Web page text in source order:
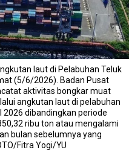
laut di Pelabuhan Teluk
(5/6/2026). Badan Pusat
aktivitas bongkar muat
angkutan laut di pelabuhan
dibandingkan periode
ribu ton atau mengalami
bulan sebelumnya yang
Fitra Yogi/YU